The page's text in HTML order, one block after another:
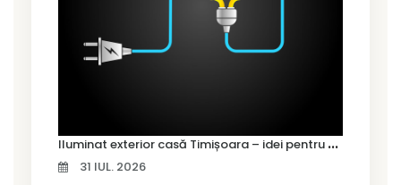
I
luminat exterior casă Timișoara – idei pentru siguranță și confort
31 IUL. 2026